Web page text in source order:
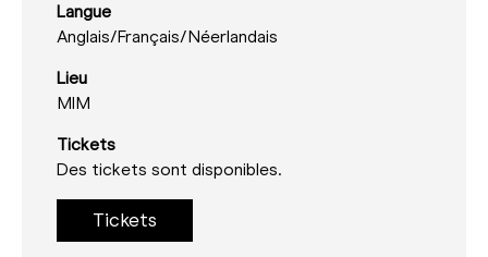
Langue
Anglais/Français/Néerlandais
Lieu
MIM
Tickets
Des tickets sont disponibles.
Tickets